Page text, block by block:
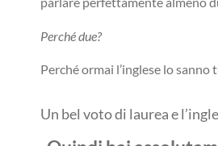
Perché due?
Perché ormai l’inglese lo sanno
Un bel voto di laurea e